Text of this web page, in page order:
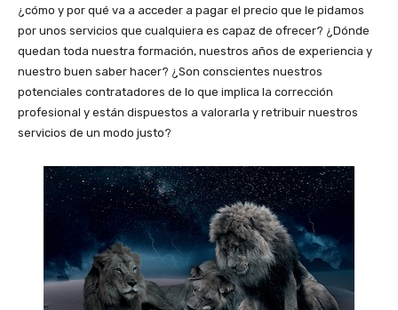
¿cómo y por qué va a acceder a pagar el precio que le pidamos
por unos servicios que cualquiera es capaz de ofrecer? ¿Dónde
quedan toda nuestra formación, nuestros años de experiencia y
nuestro buen saber hacer? ¿Son conscientes nuestros
potenciales contratadores de lo que implica la corrección
profesional y están dispuestos a valorarla y retribuir nuestros
servicios de un modo justo?